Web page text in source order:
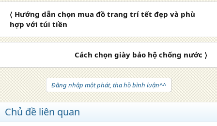
〈 Hướng dẫn chọn mua đồ trang trí tết đẹp và phù
hợp với túi tiền
Cách chọn giày bảo hộ chống nước 〉
Đăng nhập một phát, tha hồ bình luận^^
Chủ đề liên quan